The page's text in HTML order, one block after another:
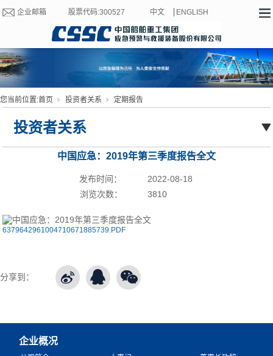
企业邮箱 股票代码:300527 中文 ENGLISH
您当前位置:首页 投资者关系 定期报告
投资者关系
中国应急：2019年第三季度报告全文
2022-08-18
发布时间：
3810
浏览次数：
6379642961004710671885739.PDF
分享到：
企业概况